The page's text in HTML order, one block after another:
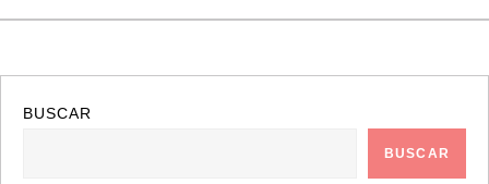
e
g
a
BUSCAR
BUSCAR